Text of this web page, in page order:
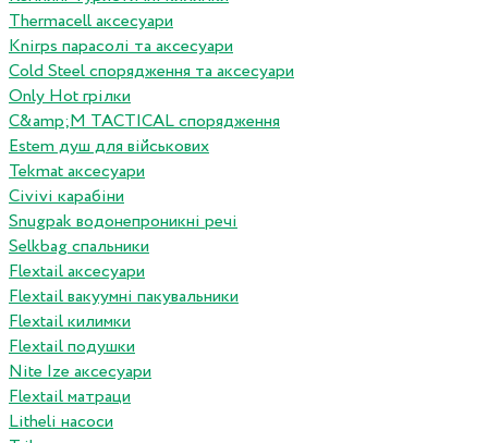
Thermacell аксесуари
Knirps парасолі та аксесуари
Cold Steel спорядження та аксесуари
Only Hot грілки
C&amp;M TACTICAL спорядження
Estem душ для військових
Tekmat аксесуари
Сivivi карабіни
Snugpak водонепроникні речі
Selkbag спальники
Flextail аксесуари
Flextail вакуумні пакувальники
Flextail килимки
Flextail подушки
Nite Ize аксесуари
Flextail матраци
Litheli насоси